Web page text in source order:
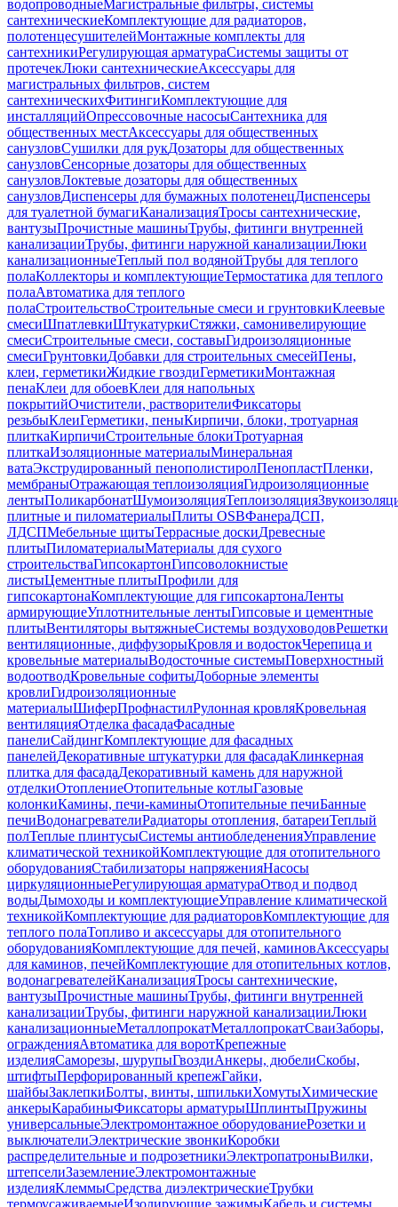
водопроводныеМагистральные фильтры, системы
сантехническиеКомплектующие для радиаторов,
полотенцесушителейМонтажные комплекты для
сантехникиРегулирующая арматураСистемы защиты от
протечекЛюки сантехническиеАксессуары для
магистральных фильтров, систем
сантехническихФитингиКомплектующие для
инсталляцийОпрессовочные насосыСантехника для
общественных местАксессуары для общественных
санузловСушилки для рукДозаторы для общественных
санузловСенсорные дозаторы для общественных
санузловЛоктевые дозаторы для общественных
санузловДиспенсеры для бумажных полотенецДиспенсеры
для туалетной бумагиКанализацияТросы сантехнические,
вантузыПрочистные машиныТрубы, фитинги внутренней
канализацииТрубы, фитинги наружной канализацииЛюки
канализационныеТеплый пол водянойТрубы для теплого
полаКоллекторы и комплектующиеТермостатика для теплого
полаАвтоматика для теплого
полаСтроительствоСтроительные смеси и грунтовкиКлеевые
смесиШпатлевкиШтукатуркиСтяжки, самонивелирующие
смесиСтроительные смеси, составыГидроизоляционные
смесиГрунтовкиДобавки для строительных смесейПены,
клеи, герметикиЖидкие гвоздиГерметикиМонтажная
пенаКлеи для обоевКлеи для напольных
покрытийОчистители, растворителиФиксаторы
резьбыКлеиГерметики, пеныКирпичи, блоки, тротуарная
плиткаКирпичиСтроительные блокиТротуарная
плиткаИзоляционные материалыМинеральная
ватаЭкструдированный пенополистиролПенопластПленки,
мембраныОтражающая теплоизоляцияГидроизоляционные
лентыПоликарбонатШумоизоляцияТеплоизоляция
плитные и пиломатериалыПлиты OSBФанераДСП,
ЛДСПМебельные щитыТеррасные доскиДревесные
плитыПиломатериалыМатериалы для сухого
строительстваГипсокартонГипсоволокнистые
листыЦементные плитыПрофили для
гипсокартонаКомплектующие для гипсокартонаЛенты
армирующиеУплотнительные лентыГипсовые и цементные
плитыВентиляторы вытяжныеСистемы воздуховодовРешетки
вентиляционные, диффузорыКровля и водостокЧерепица и
кровельные материалыВодосточные системыПоверхностный
водоотводКровельные софитыДоборные элементы
кровлиГидроизоляционные
материалыШиферПрофнастилРулонная кровляКровельная
вентиляцияОтделка фасадаФасадные
панелиСайдингКомплектующие для фасадных
панелейДекоративные штукатурки для фасадаКлинкерная
плитка для фасадаДекоративный камень для наружной
отделкиОтоплениеОтопительные котлыГазовые
колонкиКамины, печи-каминыОтопительные печиБанные
печиВодонагревателиРадиаторы отопления, батареиТеплый
полТеплые плинтусыСистемы антиобледененияУправление
климатической техникойКомплектующие для отопительного
оборудованияСтабилизаторы напряженияНасосы
циркуляционныеРегулирующая арматураОтвод и подвод
водыДымоходы и комплектующиеУправление климатической
техникойКомплектующие для радиаторовКомплектующие для
теплого полаТопливо и аксессуары для отопительного
оборудованияКомплектующие для печей, каминовАксессуары
для каминов, печейКомплектующие для отопительных котлов,
водонагревателейКанализацияТросы сантехнические,
вантузыПрочистные машиныТрубы, фитинги внутренней
канализацииТрубы, фитинги наружной канализацииЛюки
канализационныеМеталлопрокатМеталлопрокатСваиЗаборы,
огражденияАвтоматика для воротКрепежные
изделияСаморезы, шурупыГвоздиАнкеры, дюбелиСкобы,
штифтыПерфорированный крепежГайки,
шайбыЗаклепкиБолты, винты, шпилькиХомутыХимические
анкерыКарабиныФиксаторы арматурыШплинтыПружины
универсальныеЭлектромонтажное оборудованиеРозетки и
выключателиЭлектрические звонкиКоробки
распределительные и подрозетникиЭлектропатроныВилки,
штепселиЗаземлениеЭлектромонтажные
изделияКлеммыСредства диэлектрическиеТрубки
термоусаживаемыеИзолирующие зажимыКабель и системы